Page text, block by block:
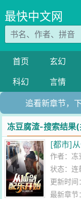
最快中文网
首页 玄幻
科幻
言情
追看新章节，
冻豆腐渣-搜索结果(
[都市]
作者： 冻
状态：连
更新时
最新章节